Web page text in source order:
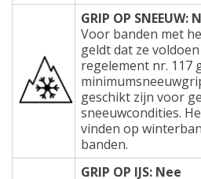
GRIP OP SNEEUW:
Voor banden met
geldt dat ze
regelement nr. 117
geschikt zijn voor
sneeuwcondities.
vinden op
banden.
GRIP OP IJS: Nee